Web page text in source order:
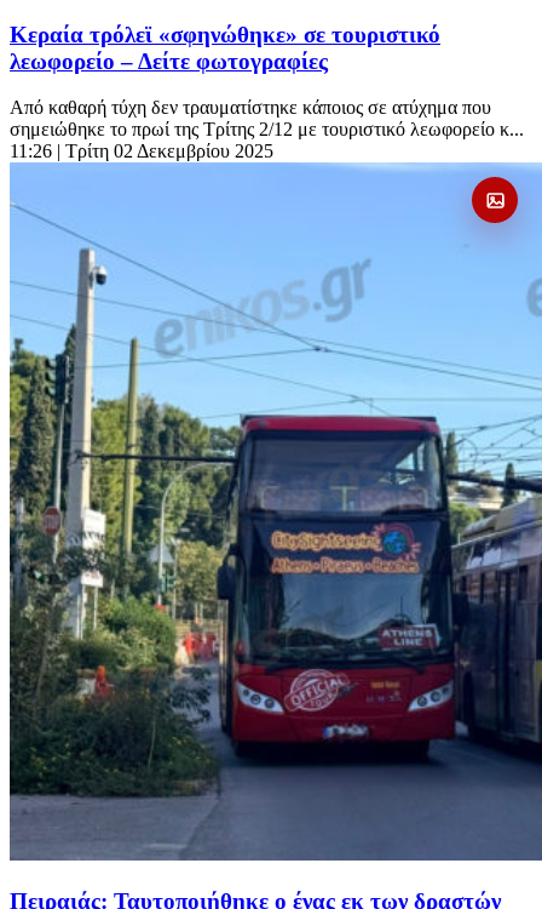
Κεραία τρόλεϊ «σφηνώθηκε» σε τουριστικό
λεωφορείο – Δείτε φωτογραφίες
Από καθαρή τύχη δεν τραυματίστηκε κάποιος σε ατύχημα που
σημειώθηκε το πρωί της Τρίτης 2/12 με τουριστικό λεωφορείο κ...
11:26 | Τρίτη 02 Δεκεμβρίου 2025
Πειραιάς: Ταυτοποιήθηκε ο ένας εκ των δραστών